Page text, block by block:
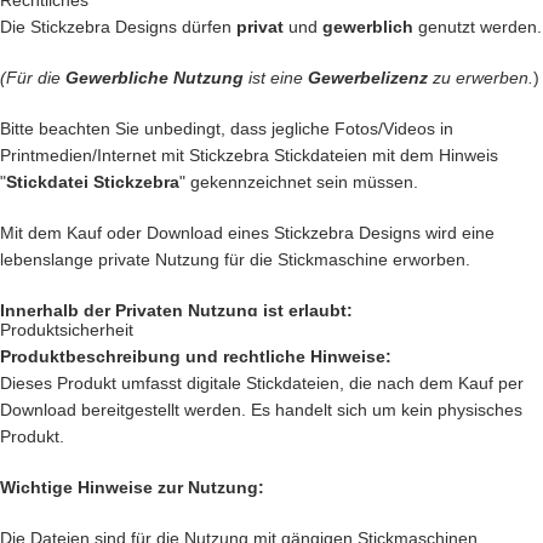
Denn bei uns kommen nur die BESTEN Dateien in unseren Shop.
Du kannst mit unseren Stickdateien deine
Deiner Kinder kannst Du besticken und damit
Kinderaugen zum glitzern bringen
… kreiereGeschenke
… schenkeJacken, Hemden, Kissen, Taschen
und vieles mehr
einen zauberhaften Look mit Deiner Kreativität.
Das sind nur unsere
. Du hast jetzt ganz sicher noch eine
genialere Idee im Kopf. Lass Deiner Fantasie freien Lauf.
Die Stickzebra Designs dürfen privat und gewerblich genutzt werden.
(Für die Gewerbliche Nutzung ist eine Gewerbelizenz zu erwerben. )
Bitte beachten Sie unbedingt, dass jegliche Fotos/Videos in
Printmedien/Internet mit Stickzebra Stickdateien mit dem Hinweis
"Stickdatei Stickzebra" gekennzeichnet sein müssen.
Mit dem Kauf oder Download eines Stickzebra Designs wird eine
lebenslange private Nutzung für die Stickmaschine erworben.
Innerhalb der Privaten Nutzung ist erlaubt:
Private Nutzung auf einem Produkt, das mit einer Stickmaschine
hergestellt worden ist, oder ein Produkt, das mit einer Stickzebra
Stickdatei bestickt wurde.
Nutzung auf Produkten, die als Geschenk oder Spende dienen sollen.
Produktsicherheit
Produktbeschreibung und rechtliche Hinweise:
Dieses Produkt umfasst digitale Stickdateien, die nach dem Kauf per
Download bereitgestellt werden. Es handelt sich um kein physisches
Produkt.
Wichtige Hinweise zur Nutzung:
Die Dateien sind für die Nutzung mit gängigen Stickmaschinen